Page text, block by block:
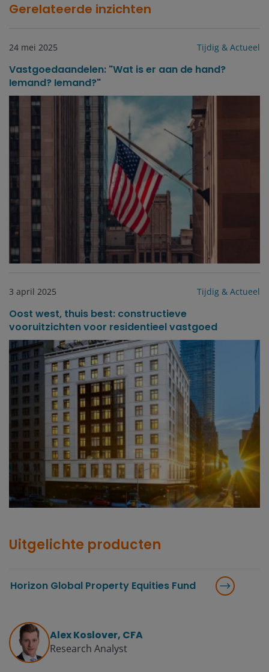
Gerelateerde inzichten
24 mei 2025 Tijdig & Actueel
Vastgoedaandelen: "Wat is er aan de hand?
Iemand? Iemand?"
3 april 2025 Tijdig & Actueel
Oost west, thuis best: constructieve
vooruitzichten voor residentieel vastgoed
Uitgelichte producten
Horizon Global Property Equities Fund
Alex Koslover, CFA
Research Analyst